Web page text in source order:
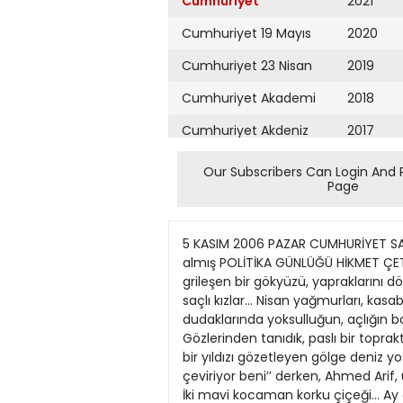
Cumhuriyet 19 Mayıs
Cumhuriyet 23 Nisan
Cumhuriyet Akademi
Cumhuriyet Akdeniz
Cumhuriyet Alışveriş
Cumhuriyet Ankara
Cumhuriyet Büyük
Taaruz
Cumhuriyet
Cumartesi
Cumhuriyet Çevre
2020
2019
2018
2017
2016
2015
2013
2012
2011
2010
2009
Our Subscribers Can Login And
Page
5 KASIM 2006 PAZAR CUMHURİYET SAYFA HABERLER Alman polisi 11 Eylül saldırılarıyla ilgili soruşturmada para transferlerini inceleme altına almış POLİTİKA GÜNLÜĞÜ HİKMET ÇETİNKAYA 5 YİMPAŞ’ta terör şüphesi AYKUT KÜÇÜKKAYA Korku Çiçeği... İstanbul’a kar yağarken sadece grileşen bir gökyüzü, yapraklarını dökmüş ağaçlar görürüm... Güneşin yanıp tutuştuğu mevsimler gelir aklıma. Kumral çocuklar, siyah saçlı kızlar... Nisan yağmurları, kasabalar, tenha sokaklarda yalnızlığın resmini çizen erkekler... Alçakgönüllü bir ezgi, çiçek açan kadın dudaklarında yoksulluğun, açlığın boy verdiği coğrafyalarda, sevecenliğin düşü olup ansızın karşımıza çıkar... Bir gül kolu yürür ansızın... Gözlerinden tanıdık, paslı bir toprakta var olan ilk aşkınız, fundalıklarda gizlenen serçe sürüsü gibi havalanır... Geceleri ayakucuna kıvrılıp bir yıldızı gözetleyen gölge deniz yosunu gibi, dağ yolları gibi hasret türkülerini söyler... Yannis Ritsos, paslanmış bakışlarınızda ‘‘Ölüm geri çeviriyor beni’’ derken, Ahmed Arif, uçurum kıyısında incecik bir yolu anımsar, yumuşak, sert buğdayları... Yannis Ritsos ve Ahmed Arif... İki mavi kocaman korku çiçeği... Ay onu hüzünle yanağından öptüğü zaman... Ölüm bu, fukara ölümü, geldim, geliyorum demez... Sel Batman’ı vurur, Diyarbakır’ı, Şanlıurfa’yı... İluh Deresi hırçınlaşır, Şırnak ve Kilis, Çınar, sular altında kalır... Batman’da dere yatağına kerpiçten evler yapılır, dere taşar, çocuklar, gençler, yaşlılar ölür... Doğanın intikamı değil de nedir bu? ??? 1998 yılından bugüne dek Fırat üzerinde Birecik, Kargamış barajı göl alanları... Dicle üzerinde Ilısu... Yok edilen insanlığın ortak kültür mirası... BelkısZeugma... Dağlar, şehirler ve gökyüzü... Karadeniz’de, Doğu’da, Güneydoğu’da doğa intikamını alıyor... Ölümlere alışkın bir toplum ne yapabilir ki seyretmekten ve gözyaşı dökmekten başka?.. Deniz yosunu, saksı, hasır iskemle, taş merdiven... O güzelim tarih, kültür, Mezopotamya uygarlığı... Yaşama boş veren, insanlığı, tarihi, kültürü unutan bizler!.. Keçiboynuzlarının köklerinde bir durgun su uyuşukluğu içindeyiz, üstelik çaresiz. Ahmed Arif’in dizeleri, Yannis Ritsos’un ağıtları... ‘‘Yangınlar, kahpe fakları, korku çığları...’’ Defneler arasında kalan dereler, ilkyazdaki limon ağaçları... Dolu sofra, gülen anne, gülen çocuklar... Şafakta doğan işgücü... Yaşam nasıldır oralarda? Televizyonlarda gördük olup bitenleri... Asker yine devrede... Mehmetçik sel sularıyla boğuşuyor, aileleri kurtarıyor... Asker yol açıyor oralarda. Asker sağlık taraması yapıyor... Nereden nereye geldim... Yaşamı anlatacaktım,